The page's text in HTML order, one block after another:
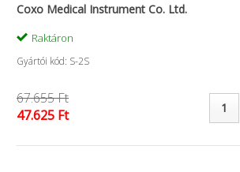
Coxo Medical Instrument Co. Ltd.
Raktáron
Gyártói kód: S-2S
67.655 Ft
47.625 Ft